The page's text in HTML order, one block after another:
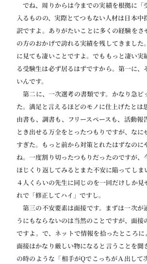
でね、周りからは今までの実績を根拠に「
入るものの、実際とてつもない人材は日本中
訳ですよ。ありがたいことに多くの経験をさ
の方のおかげで誇れる実績を残してきました
に見ても凄いことですよ。でももっと凄い実
る受験生は必ず居るはずですから。第一に、
いんです。
第二に、一次選考の書類です。かなり急ピ
た。満足と言えるほどのモノに仕上げたとは
由書も、調書も、フリースペースも、活動報
とき出せる万全をとったつもりですが、なに
すぎた。もっと前から対策とれたはずなのに
ね。一度割り切ったつもりだったのですが、
ほじくり返してみるとまた不安に陥ってしま
４人くらいの先生に同じのを一回だけしか見
れで「修正してハイ」ですし。
第三の不安要素は面接です。まずは一次が
うにもならないのは当然のことですが、面接
ですよ。で、ネットで情報を拾ったところ
面接はかなり厳しい物になると言うことを聞
の時のような「相手がQでこっちがＡ出して